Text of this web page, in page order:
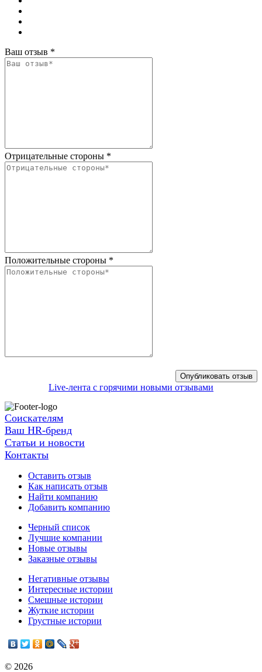
Ваш отзыв *
Отрицательные стороны *
Положительные стороны *
Live-лента с горячими новыми отзывами
Соискателям
Ваш HR-бренд
Статьи и новости
Контакты
Оставить отзыв
Как написать отзыв
Найти компанию
Добавить компанию
Черный список
Лучшие компании
Новые отзывы
Заказные отзывы
Негативные отзывы
Интересные истории
Смешные истории
Жуткие истории
Грустные истории
© 2026